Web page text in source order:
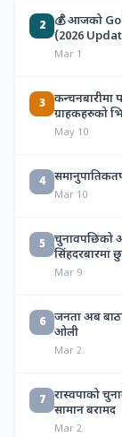
2
💰 आजको
(2026
Mar 1
3
कन्चनबारीमा
ग्राहकहरुको
May 10
4
Mar 10
5
चुनावपछिको
सिंहदरबारमा
Mar 9
6
जनता अब
ओली
Mar 2
7
रास्वपाको
सामान बरामद
Mar 2